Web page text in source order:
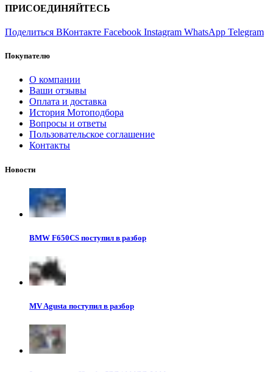
ПРИСОЕДИНЯЙТЕСЬ
Поделиться ВКонтакте Facebook Instagram WhatsApp Telegram
Покупателю
О компании
Ваши отзывы
Оплата и доставка
История Мотоподбора
Вопросы и ответы
Пользовательское соглашение
Контакты
Новости
BMW F650CS поступил в разбор
MV Agusta поступил в разбор